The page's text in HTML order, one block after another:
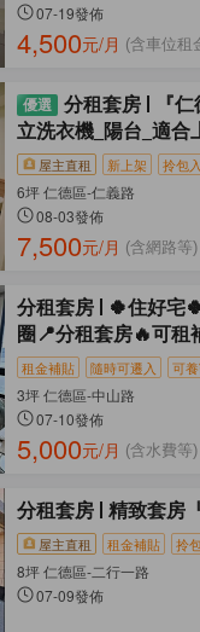
07-19發佈
4,500元/月 (含車位租
分租套房
『
立洗衣機_陽台_適合
屋主直租 新上架 拎包
6坪 仁德區-仁義路
08-03發佈
7,500元/月 (含網路等)
分租套房
🍀住好宅
圈📍分租套房🔥可租
租金補貼 隨時可遷入 可
3坪 仁德區-中山路
07-10發佈
5,000元/月 (含水費等)
分租套房 精致套房
屋主直租 租金補貼 拎
8坪 仁德區-二行一路
07-09發佈